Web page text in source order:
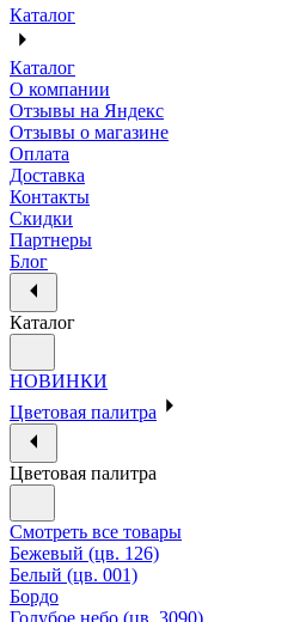
Каталог
Каталог
О компании
Отзывы на Яндекс
Отзывы о магазине
Оплата
Доставка
Контакты
Скидки
Партнеры
Блог
Каталог
НОВИНКИ
Цветовая палитра
Цветовая палитра
Смотреть все товары
Бежевый (цв. 126)
Белый (цв. 001)
Бордо
Голубое небо (цв. 3090)